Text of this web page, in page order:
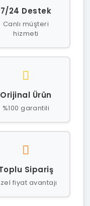
7/24 Destek
Canlı müşteri
hizmeti
Orijinal Ürün
%100 garantili
Sipariş
fiyat avantajı